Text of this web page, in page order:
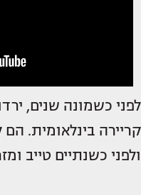
לפני כשמונה שנים,
קריירה בינלאומית.
ולפני כשנתיים טייב